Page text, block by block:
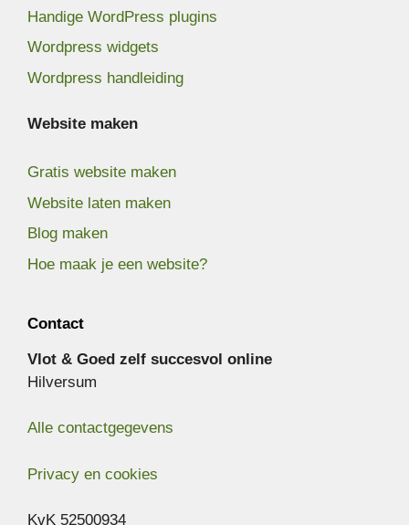
Handige WordPress plugins
Wordpress widgets
Wordpress handleiding
Website maken
Gratis website maken
Website laten maken
Blog maken
Hoe maak je een website?
Contact
Vlot & Goed zelf succesvol online
Hilversum
Alle contactgegevens
Privacy en cookies
KvK 52500934